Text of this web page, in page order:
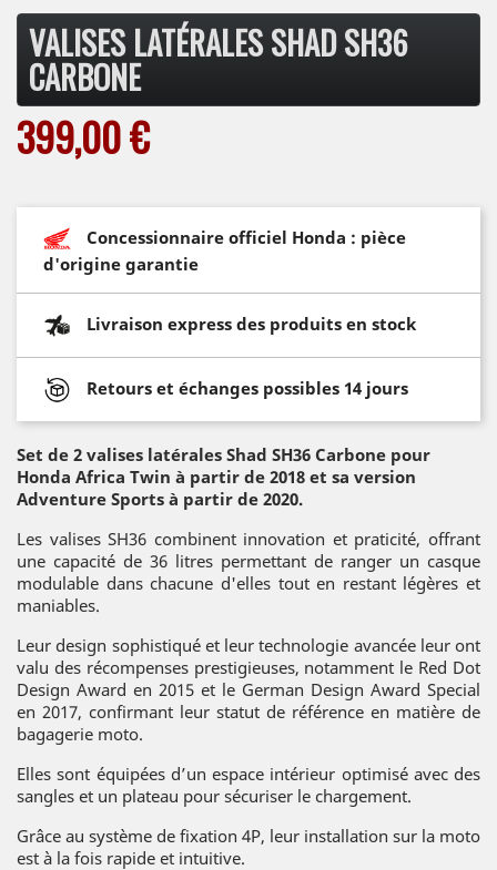
VALISES LATÉRALES SHAD SH36
CARBONE
399,00 €
Concessionnaire officiel Honda : pièce
d'origine garantie
Livraison express des produits en stock
Retours et échanges possibles 14 jours
Set de 2 valises latérales Shad SH36 Carbone pour
Honda Africa Twin à partir de 2018 et sa version
Adventure Sports à partir de 2020.
Les valises SH36 combinent innovation et praticité, offrant
une capacité de 36 litres permettant de ranger un casque
modulable dans chacune d'elles tout en restant légères et
maniables.
Leur design sophistiqué et leur technologie avancée leur ont
valu des récompenses prestigieuses, notamment le Red Dot
Design Award en 2015 et le German Design Award Special
en 2017, confirmant leur statut de référence en matière de
bagagerie moto.
Elles sont équipées d’un espace intérieur optimisé avec des
sangles et un plateau pour sécuriser le chargement.
Grâce au système de fixation 4P, leur installation sur la moto
est à la fois rapide et intuitive.